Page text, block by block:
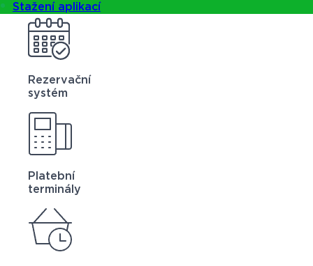
Stažení aplikací
Rezervační
systém
Platební
terminály